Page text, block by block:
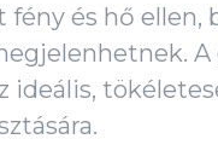
és hő ellen,
A
ideális,